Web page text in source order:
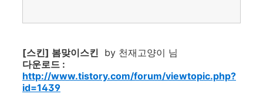
[스킨] 봄맞이스킨 by 천재고양이 님
다운로드 :
http://www.tistory.com/forum/viewtopic.php?
id=1439